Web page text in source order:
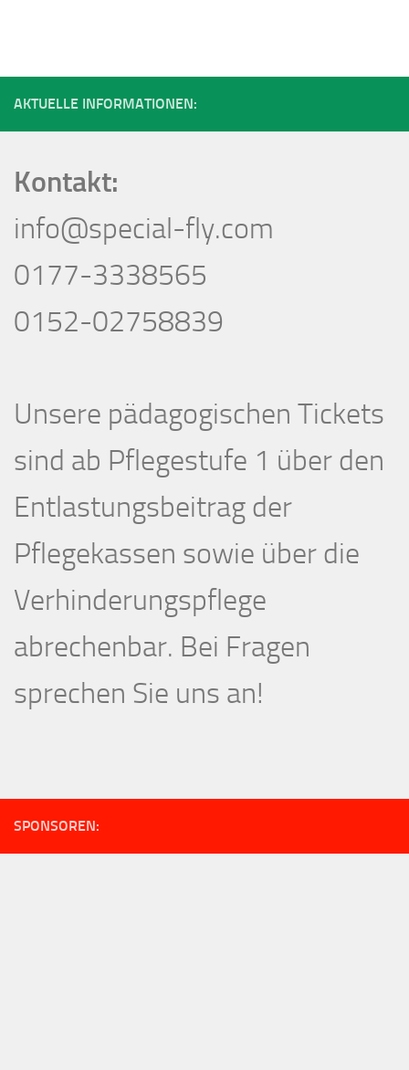
AKTUELLE INFORMATIONEN:
Kontakt:
info@special-fly.com
0177-3338565
0152-02758839
Unsere pädagogischen Tickets
sind ab Pflegestufe 1 über den
Entlastungsbeitrag der
Pflegekassen sowie über die
Verhinderungspflege
abrechenbar. Bei Fragen
sprechen Sie uns an!
SPONSOREN: